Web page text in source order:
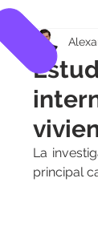
La
principal